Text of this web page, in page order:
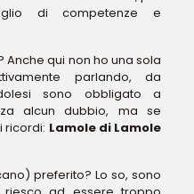
di competenze e
Anche qui non ho una sola
parlando, da
sono obbligato a
alcun dubbio, ma se
ricordi: Lamole di Lamole
preferito? Lo so, sono